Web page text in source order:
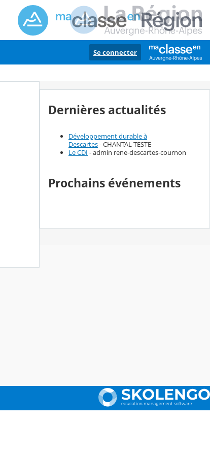
Se connecter
Dernières actualités
Développement durable à
Descartes- CHANTAL TESTE
Le CDI - admin rene-descartes-cournon
Prochains événements